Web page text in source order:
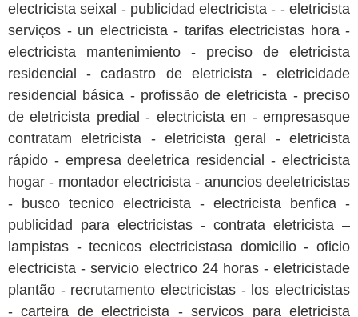
electricista seixal - publicidad electricista - - eletricista
serviços - un electricista - tarifas electricistas hora -
electricista mantenimiento - preciso de eletricista
residencial - cadastro de eletricista - eletricidade
residencial básica - profissão de eletricista - preciso
de eletricista predial - electricista en - empresasque
contratam eletricista - eletricista geral - eletricista
rápido - empresa deeletrica residencial - electricista
hogar - montador electricista - anuncios deeletricistas
- busco tecnico electricista - electricista benfica -
publicidad para electricistas - contrata eletricista –
lampistas - tecnicos electricistasa domicilio - oficio
electricista - servicio electrico 24 horas - eletricistade
plantão - recrutamento electricistas - los electricistas
- carteira de electricista - serviços para eletricista